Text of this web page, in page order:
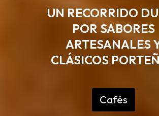
UN RECORRIDO
POR SABORES
ARTESANALES
CLÁSICOS
Cafés